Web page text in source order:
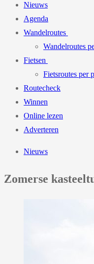
Nieuws
Agenda
Wandelroutes
Wandelroutes
Fietsen
Fietsroutes per
Routecheck
Winnen
Online lezen
Adverteren
Nieuws
Zomerse